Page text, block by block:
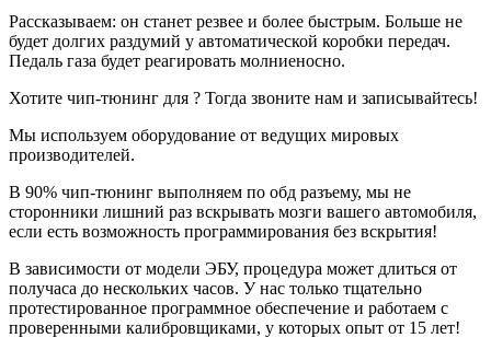
остановился на компании "Зачипован", заранее
оговорив с Евгением, что окончательное решение по
тому что будем делать с авто примем во время
встречи. Так и сделали: встретились, еще раз все
оговорили и в течение получаса Евгений исполнил
все как и требовалось. В итоге получилось
активировать несколько модулей:
- при заведенном авто и отсутствии ключа
блокируется АКПП;
- активировано управление климатом "с руля" в
правом окошке БК;
- активирована индикация наружной температуры в
правом окошке БК;
- активирована возможность изменения настроек
зеркал при движении задним ходом (помощь при
парковке);
Рассказываем: он станет резвее и более быстрым. Больше не
будет долгих раздумий у автоматической коробки передач.
Педаль газа будет реагировать молниеносно.
Хотите чип-тюнинг для ? Тогда звоните нам и записывайтесь!
Мы используем оборудование от ведущих мировых
производителей.
В 90% чип-тюнинг выполняем по обд разъему, мы не
сторонники лишний раз вскрывать мозги вашего автомобиля,
если есть возможность программирования без вскрытия!
В зависимости от модели ЭБУ, процедура может длиться от
получаса до нескольких часов. У нас только тщательно
протестированное программное обеспечение и работаем с
проверенными калибровщиками, у которых опыт от 15 лет!